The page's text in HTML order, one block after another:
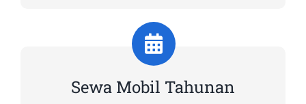
1. Pilih Penyedia Rental yang
Terpercaya dan Berpengalaman
Pastikan Anda memilih jasa sewa mobil
Sewa Mobil Tahunan